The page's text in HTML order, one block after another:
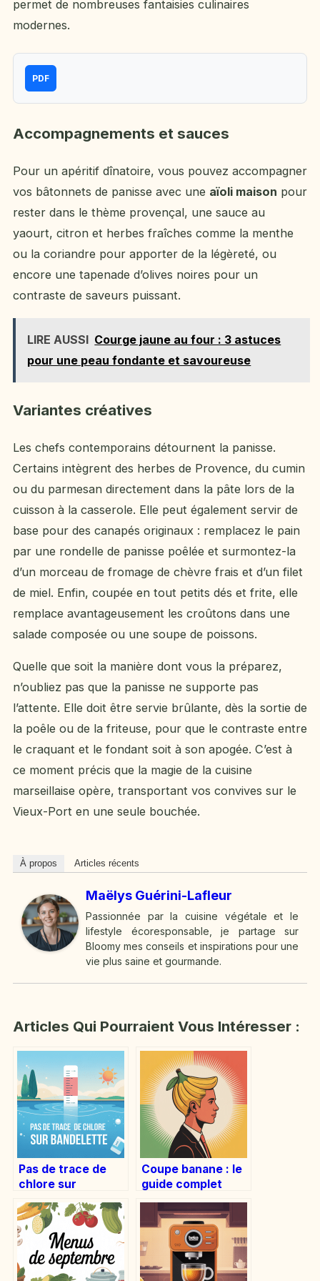
permet de nombreuses fantaisies culinaires
modernes.
PDF
Accompagnements et sauces
Pour un apéritif dînatoire, vous pouvez accompagner
vos bâtonnets de panisse avec une aïoli maison pour
rester dans le thème provençal, une sauce au
yaourt, citron et herbes fraîches comme la menthe
ou la coriandre pour apporter de la légèreté, ou
encore une tapenade d’olives noires pour un
contraste de saveurs puissant.
LIRE AUSSI Courge jaune au four : 3 astuces
pour une peau fondante et savoureuse
Variantes créatives
Les chefs contemporains détournent la panisse.
Certains intègrent des herbes de Provence, du cumin
ou du parmesan directement dans la pâte lors de la
cuisson à la casserole. Elle peut également servir de
base pour des canapés originaux : remplacez le pain
par une rondelle de panisse poêlée et surmontez-la
d’un morceau de fromage de chèvre frais et d’un filet
de miel. Enfin, coupée en tout petits dés et frite, elle
remplace avantageusement les croûtons dans une
salade composée ou une soupe de poissons.
Quelle que soit la manière dont vous la préparez,
n’oubliez pas que la panisse ne supporte pas
l’attente. Elle doit être servie brûlante, dès la sortie de
la poêle ou de la friteuse, pour que le contraste entre
le craquant et le fondant soit à son apogée. C’est à
ce moment précis que la magie de la cuisine
marseillaise opère, transportant vos convives sur le
Vieux-Port en une seule bouchée.
À propos Articles récents
Maëlys Guérini-Lafleur
Passionnée par la cuisine végétale et le
lifestyle écoresponsable, je partage sur
Bloomy mes conseils et inspirations pour une
vie plus saine et gourmande.
Articles Qui Pourraient Vous Intéresser :
Pas de trace de
chlore sur
comprendre et
réagir
Coupe banane : le
guide complet
cette coiffure
culte